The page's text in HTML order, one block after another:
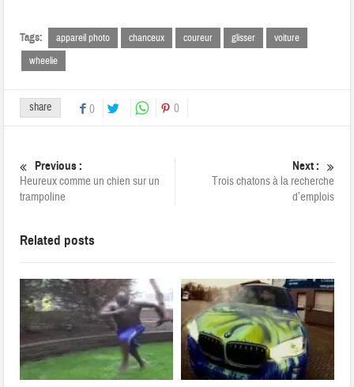
Tags: appareil photo chanceux coureur glisser
voiture
wheelie
share 0 0
Previous :
Heureux comme un chien sur un
trampoline
Next :
Trois chatons à la recherche
d’emplois
Related posts